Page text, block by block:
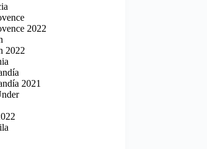
2022
2022
2021